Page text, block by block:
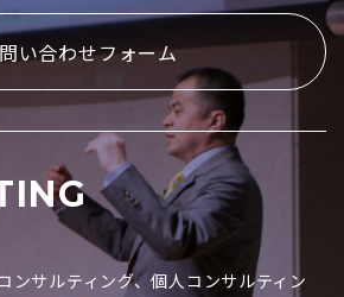
い合わせフォーム
ンサルティング、個人コンサルティン